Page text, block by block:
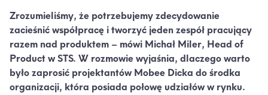
Zrozumieliśmy, że potrzebujemy zdecydowanie
zacieśnić współpracę i tworzyć jeden zespół pracujący
razem nad produktem – mówi Michał Miler, Head of
Product w STS. W rozmowie wyjaśnia, dlaczego warto
było zaprosić projektantów Mobee Dicka do środka
organizacji, która posiada połowę udziałów w rynku.